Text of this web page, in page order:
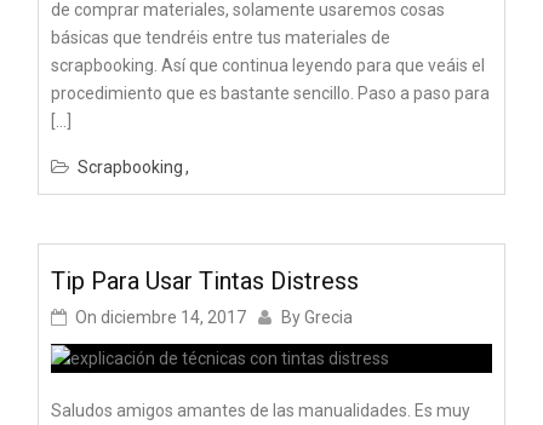
de comprar materiales, solamente usaremos cosas
básicas que tendréis entre tus materiales de
scrapbooking. Así que continua leyendo para que veáis el
procedimiento que es bastante sencillo. Paso a paso para
Scrapbooking
Tip Para Usar Tintas Distress
On diciembre 14, 2017 ByGrecia
Saludos amigos amantes de las manualidades. Es muy